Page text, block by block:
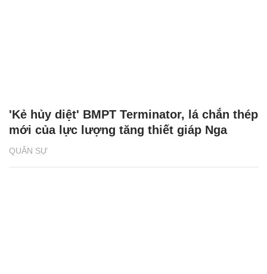
QUÂN SỰ
'Kẻ hủy diệt' BMPT Terminator, lá chắn thép
mới của lực lượng tăng thiết giáp Nga